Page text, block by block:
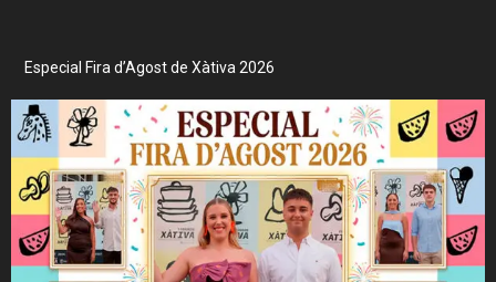
Especial Fira d’Agost de Xàtiva 2026